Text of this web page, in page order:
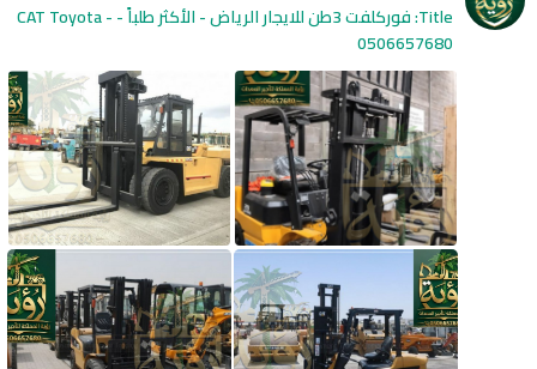
Title: فوركلفت 3طن للايجار الرياض - الأكثر طلباً - CAT Toyota -
0506657680